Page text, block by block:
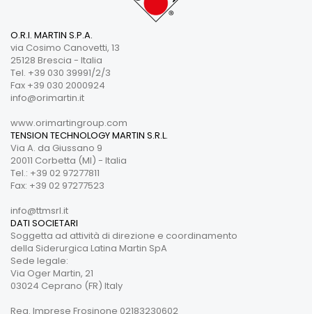
O.R.I. MARTIN S.P.A.
via Cosimo Canovetti, 13
25128 Brescia - Italia
Tel. +39 030 39991/2/3
Fax +39 030 2000924
info@orimartin.it
www.orimartingroup.com
TENSION TECHNOLOGY MARTIN S.R.L.
Via A. da Giussano 9
20011 Corbetta (MI) - Italia
Tel.: +39 02 97277811
Fax: +39 02 97277523
info@ttmsrl.it
DATI SOCIETARI
Soggetta ad attività di direzione e coordinamento
della Siderurgica Latina Martin SpA
Sede legale:
Via Oger Martin, 21
03024 Ceprano (FR) Italy
Reg. Imprese Frosinone 02183230602